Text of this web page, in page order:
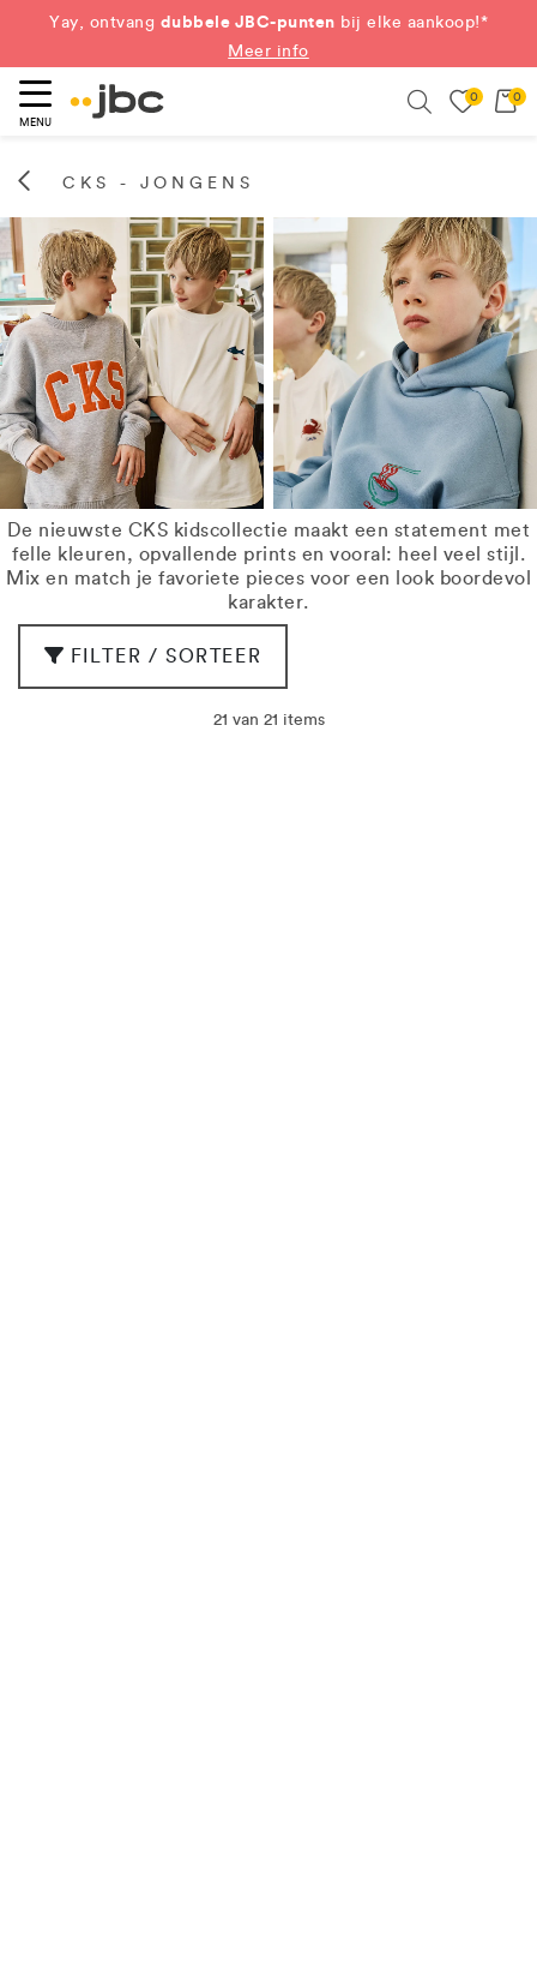
Yay, ontvang dubbele JBC-punten bij elke aankoop!*
Meer info
MENU
0 0
CKS - JONGENS
De nieuwste CKS kidscollectie maakt een statement met
felle kleuren, opvallende prints en vooral: heel veel stijl.
Mix en match je favoriete pieces voor een look boordevol
karakter.
FILTER / SORTEER
21 van 21 items